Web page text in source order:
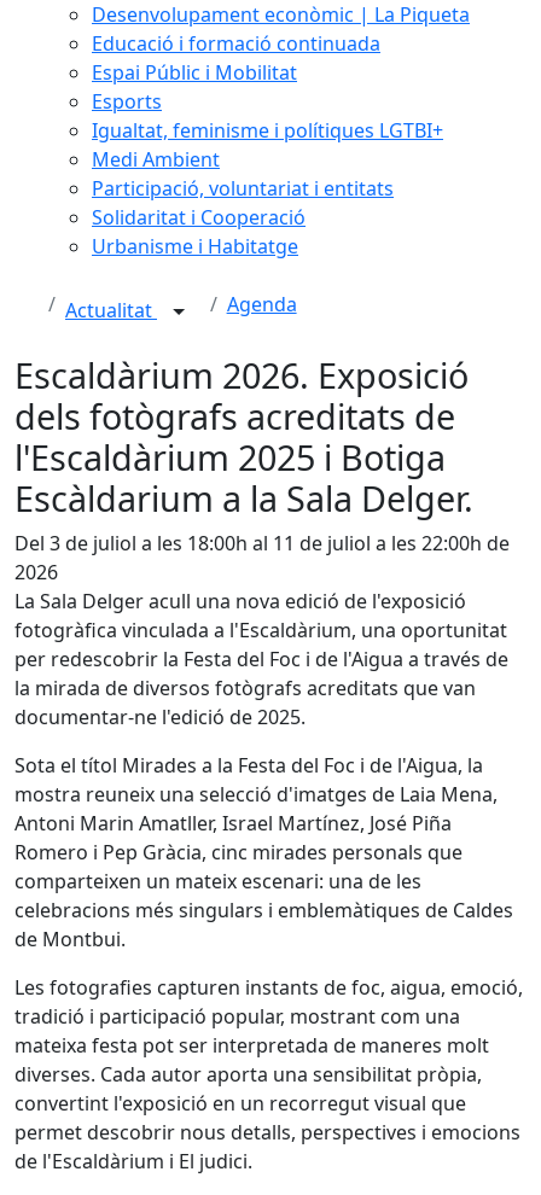
Desenvolupament econòmic | La Piqueta
Educació i formació continuada
Espai Públic i Mobilitat
Esports
Igualtat, feminisme i polítiques LGTBI+
Medi Ambient
Participació, voluntariat i entitats
Solidaritat i Cooperació
Urbanisme i Habitatge
Actualitat Agenda
Escaldàrium 2026. Exposició
dels fotògrafs acreditats de
l'Escaldàrium 2025 i Botiga
Escàldarium a la Sala Delger.
Del 3 de juliol a les 18:00h al 11 de juliol a les 22:00h de
2026
La Sala Delger acull una nova edició de l'exposició
fotogràfica vinculada a l'Escaldàrium, una oportunitat
per redescobrir la Festa del Foc i de l'Aigua a través de
la mirada de diversos fotògrafs acreditats que van
documentar-ne l'edició de 2025.
Sota el títol Mirades a la Festa del Foc i de l'Aigua, la
mostra reuneix una selecció d'imatges de Laia Mena,
Antoni Marin Amatller, Israel Martínez, José Piña
Romero i Pep Gràcia, cinc mirades personals que
comparteixen un mateix escenari: una de les
celebracions més singulars i emblemàtiques de Caldes
de Montbui.
Les fotografies capturen instants de foc, aigua, emoció,
tradició i participació popular, mostrant com una
mateixa festa pot ser interpretada de maneres molt
diverses. Cada autor aporta una sensibilitat pròpia,
convertint l'exposició en un recorregut visual que
permet descobrir nous detalls, perspectives i emocions
de l'Escaldàrium i El judici.